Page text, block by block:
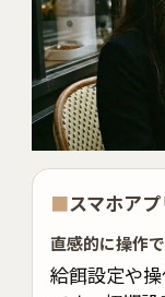
■スマホア
直感的に操作
給餌設定や